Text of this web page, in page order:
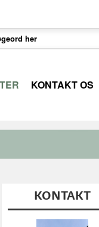
KONTAKT OS
KONTAKT